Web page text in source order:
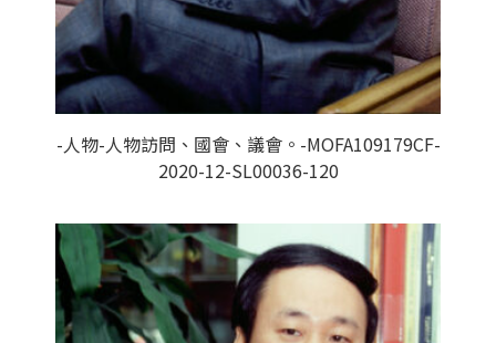
-人物-人物訪問、國會、議會。-MOFA109179CF-
2020-12-SL00036-120